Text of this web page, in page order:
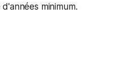
minimum.